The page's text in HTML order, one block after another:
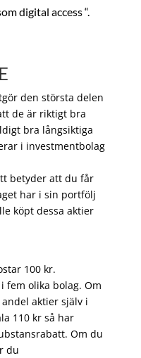
digital access “.
den största delen
de är riktigt bra
bra långsiktiga
i investmentbolag
betyder att du får
har i sin portfölj
köpt dessa aktier
100 kr.
fem olika bolag. Om
aktier själv i
110 kr så har
Om du
du